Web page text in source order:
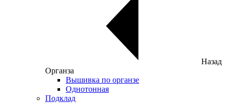
Назад
Органза
Вышивка по органзе
Однотонная
Подклад